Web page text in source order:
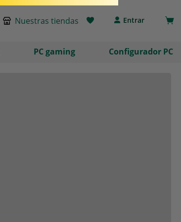
Nuestras tiendas Entrar
PC gaming Configurador PC